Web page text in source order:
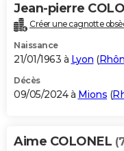
Jean-pierre
Créer une cagnotte
Naissance
21/01/1963 à Lyon (
Décès
09/05/2024 à Mions (
Aime COLONEL